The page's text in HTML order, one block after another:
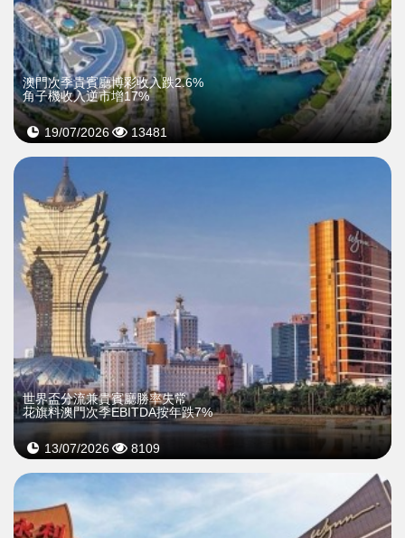
澳門次季貴賓廳博彩收入跌2.6%
角子機收入逆市增17%
19/07/2026 13481
世界盃分流兼貴賓廳勝率失常
花旗料澳門次季EBITDA按年跌7%
13/07/2026 8109